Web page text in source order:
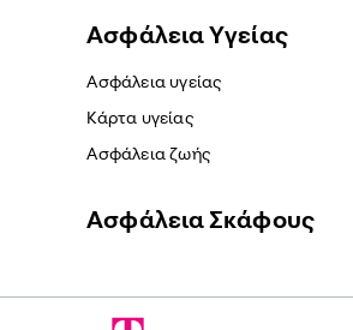
Ασφάλεια Yγείας
Ασφάλεια υγείας
Κάρτα υγείας
Ασφάλεια ζωής
Ασφάλεια Σκάφους